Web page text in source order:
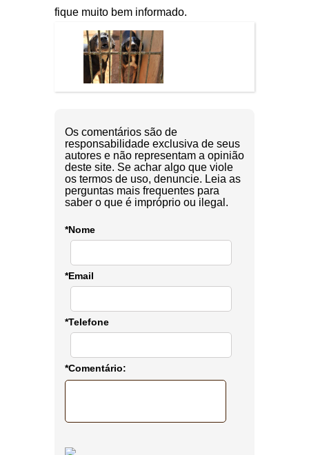
fique muito bem informado.
Os comentários são de
responsabilidade exclusiva de seus
autores e não representam a opinião
deste site. Se achar algo que viole
os termos de uso, denuncie. Leia as
perguntas mais frequentes para
saber o que é impróprio ou ilegal.
*Nome
*Email
*Telefone
*Comentário: